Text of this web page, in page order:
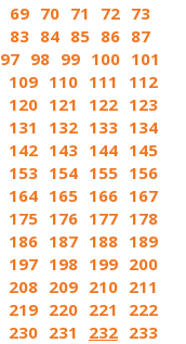
69 70 71 72 73
83 84 85 86 87
97 98 99 100 101
109 110 111
112
120 121 122 123
131 132 133 134
142 143 144 145
153 154 155 156
164 165 166 167
175 176 177 178
186 187 188 189
197 198 199 200
208 209 210 211
219 220 221
222
230 231 232 233